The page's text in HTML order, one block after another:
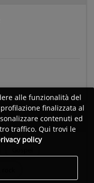
alle funzionalità del
finalizzata al
contenuti ed
traffico. Qui trovi le
policy